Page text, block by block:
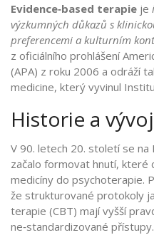
Evidence‑based terapie je
výzkumných důkazů s
preferencemi a kulturním
z oficiálního prohlášení
(APA) z roku 2006 a odráží
medicine, který vyvinul
Historie a
V 90. letech 20. století se
začalo formovat hnutí, které
medicíny do psychoterapie.
že strukturované protokoly
terapie (CBT) mají vyšší
ne‑standardizované